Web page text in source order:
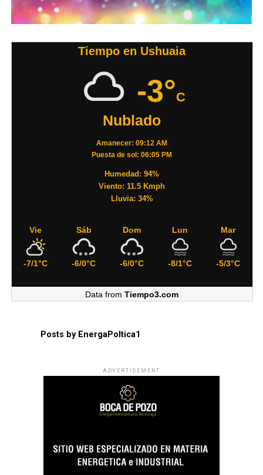
Tiempo en Ushuaia
-3°C
Nublado
Amanecer: 09:12 AM
Puesta de sol: 06:05 PM
Humedad: 94%
Viento: 11.5 Kmph
Lluvia: 34%
Vie
-7/1°C
Sáb
-6/0°C
Dom
-6/0°C
Lun
-8/1°C
Mar
-5/3°C
Data fromTiempo3.com
Posts by EnergaPoltica1
ADVERTISEMENT